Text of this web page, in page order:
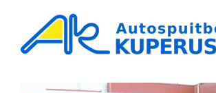
inhoud